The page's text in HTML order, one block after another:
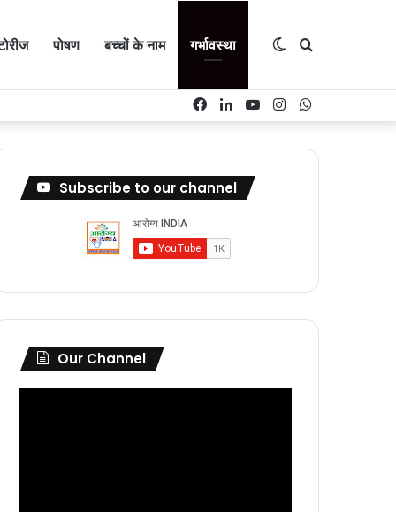
पोषण बच्चों के नाम गर्भावस्था Search
Switch
Instagram
YouTube
LinkedIn
Facebook
Subscribe to our channel
Our Channel